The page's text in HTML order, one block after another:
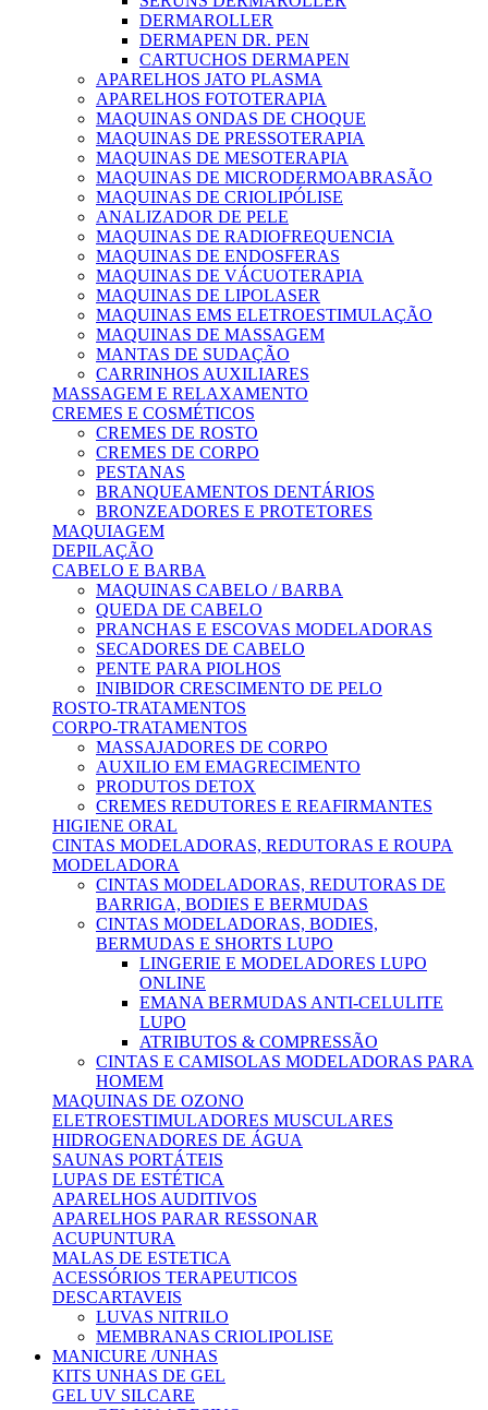
DERMAROLLER
DERMAPEN DR. PEN
CARTUCHOS DERMAPEN
APARELHOS JATO PLASMA
APARELHOS FOTOTERAPIA
MAQUINAS ONDAS DE CHOQUE
MAQUINAS DE PRESSOTERAPIA
MAQUINAS DE MESOTERAPIA
MAQUINAS DE MICRODERMOABRASÃO
MAQUINAS DE CRIOLIPÓLISE
ANALIZADOR DE PELE
MAQUINAS DE RADIOFREQUENCIA
MAQUINAS DE ENDOSFERAS
MAQUINAS DE VÁCUOTERAPIA
MAQUINAS DE LIPOLASER
MAQUINAS EMS ELETROESTIMULAÇÃO
MAQUINAS DE MASSAGEM
MANTAS DE SUDAÇÃO
CARRINHOS AUXILIARES
MASSAGEM E RELAXAMENTO
CREMES E COSMÉTICOS
CREMES DE ROSTO
CREMES DE CORPO
PESTANAS
BRANQUEAMENTOS DENTÁRIOS
BRONZEADORES E PROTETORES
MAQUIAGEM
DEPILAÇÃO
CABELO E BARBA
MAQUINAS CABELO / BARBA
QUEDA DE CABELO
PRANCHAS E ESCOVAS MODELADORAS
SECADORES DE CABELO
PENTE PARA PIOLHOS
INIBIDOR CRESCIMENTO DE PELO
ROSTO-TRATAMENTOS
CORPO-TRATAMENTOS
MASSAJADORES DE CORPO
AUXILIO EM EMAGRECIMENTO
PRODUTOS DETOX
CREMES REDUTORES E REAFIRMANTES
HIGIENE ORAL
CINTAS MODELADORAS, REDUTORAS E ROUPA
MODELADORA
CINTAS MODELADORAS, REDUTORAS DE
BARRIGA, BODIES E BERMUDAS
CINTAS MODELADORAS, BODIES,
BERMUDAS E SHORTS LUPO
LINGERIE E MODELADORES LUPO
ONLINE
EMANA BERMUDAS ANTI-CELULITE
LUPO
ATRIBUTOS & COMPRESSÃO
CINTAS E CAMISOLAS MODELADORAS PARA
HOMEM
MAQUINAS DE OZONO
ELETROESTIMULADORES MUSCULARES
HIDROGENADORES DE ÁGUA
SAUNAS PORTÁTEIS
LUPAS DE ESTÉTICA
APARELHOS AUDITIVOS
APARELHOS PARAR RESSONAR
ACUPUNTURA
MALAS DE ESTETICA
ACESSÓRIOS TERAPEUTICOS
DESCARTAVEIS
LUVAS NITRILO
MEMBRANAS CRIOLIPOLISE
MANICURE /UNHAS
KITS UNHAS DE GEL
GEL UV SILCARE